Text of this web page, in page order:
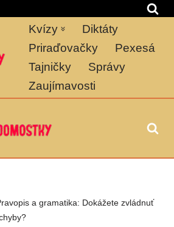
Kvízy
Diktáty
Priraďovačky
Pexesá
Tajničky
Správy
Zaujímavosti
a gramatika: Dokážete zvládnuť